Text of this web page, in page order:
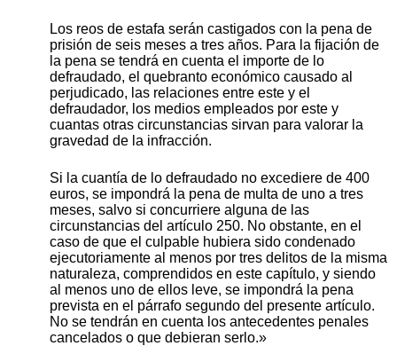
Los reos de estafa serán castigados con la pena de
prisión de seis meses a tres años. Para la fijación de
la pena se tendrá en cuenta el importe de lo
defraudado, el quebranto económico causado al
perjudicado, las relaciones entre este y el
defraudador, los medios empleados por este y
cuantas otras circunstancias sirvan para valorar la
gravedad de la infracción.
Si la cuantía de lo defraudado no excediere de 400
euros, se impondrá la pena de multa de uno a tres
meses, salvo si concurriere alguna de las
circunstancias del artículo 250. No obstante, en el
caso de que el culpable hubiera sido condenado
ejecutoriamente al menos por tres delitos de la misma
naturaleza, comprendidos en este capítulo, y siendo
al menos uno de ellos leve, se impondrá la pena
prevista en el párrafo segundo del presente artículo.
No se tendrán en cuenta los antecedentes penales
cancelados o que debieran serlo.»